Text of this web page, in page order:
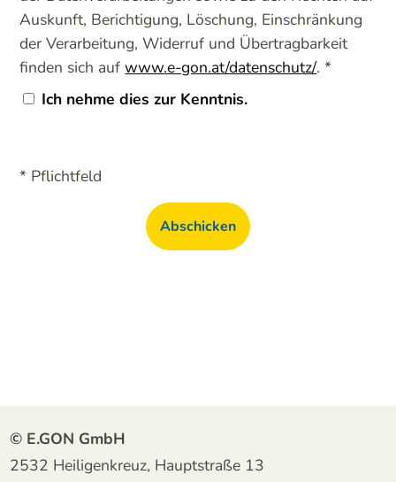
Auskunft, Berichtigung, Löschung, Einschränkung
der Verarbeitung, Widerruf und Übertragbarkeit
finden sich aufwww.e-gon.at/datenschutz/. *
Ich nehme dies zur Kenntnis.
* Pflichtfeld
Abschicken
© E.GON GmbH
2532 Heiligenkreuz, Hauptstraße 13